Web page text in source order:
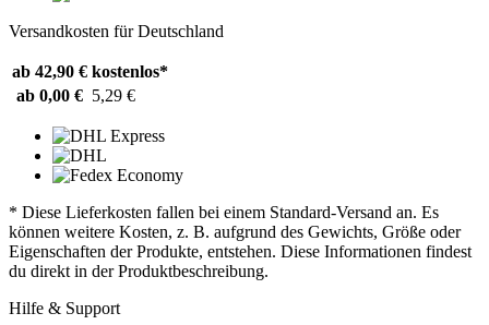
Versandkosten für Deutschland
ab 42,90 € kostenlos*
ab 0,00 € 5,29 €
* Diese Lieferkosten fallen bei einem Standard-Versand an. Es
können weitere Kosten, z. B. aufgrund des Gewichts, Größe oder
Eigenschaften der Produkte, entstehen. Diese Informationen findest
du direkt in der Produktbeschreibung.
Hilfe & Support